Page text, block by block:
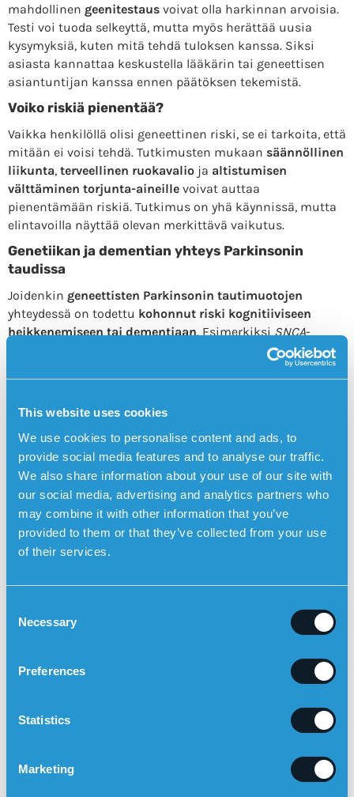
This website uses cookies
We use cookies to personalise content and ads, to
provide social media features and to analyse our traffic.
We also share information about your use of our site with
our social media, advertising and analytics partners who
may combine it with other information that you’ve
provided to them or that they’ve collected from your use
of their services.
Necessary
Preferences
Statistics
Marketing
mahdollinen geenitestausvoivat olla harkinnan arvoisia.
Testi voi tuoda selkeyttä, mutta myös herättää uusia
kysymyksiä, kuten mitä tehdä tuloksen kanssa. Siksi
asiasta kannattaa keskustella lääkärin tai geneettisen
asiantuntijan kanssa ennen päätöksen tekemistä.
Voiko riskiä pienentää?
Vaikka henkilöllä olisi geneettinen riski, se ei tarkoita, että
mitään ei voisi tehdä. Tutkimusten mukaan säännöllinen
liikunta, terveellinen ruokavalioja altistumisen
välttäminen torjunta-aineillevoivat auttaa
pienentämään riskiä. Tutkimus on yhä käynnissä, mutta
elintavoilla näyttää olevan merkittävä vaikutus.
Genetiikan ja dementian yhteys Parkinsonin
taudissa
Joidenkin geneettisten Parkinsonin tautimuotojen
yhteydessä on todettu kohonnut riski kognitiiviseen
heikkenemiseen tai dementiaan. Esimerkiksi SNCA-
geenin mutaatiot voivat lisätä sekä motoristen oireiden
että varhaisen muistisairauden todennäköisyyttä. Tämä
Ymmärrys Parkinsonin taudin geneettisistä yhteyksistä
auttaa sekä sairastuneita että heidän läheisiään
tekemään tietoisempia päätöksiä – niin terveyden,
tulevaisuudensuunnittelun kuin mahdollisen
osallistumisen tutkimukseen osalta.
Sensoremin turvahälyttimessä on GPS-paikannus,
putoamishälytys
on esimerkki teknisestä
apuvälineestä, joka on kehitetty erityisesti dementiaa
sisäänrakennettu GPS-paikannus, jotta omaiset näkevät
käyttäjän sijainnin kartalla Sensorem-sovelluksessa.
sukulaiset automaattisesti, jos käyttäjä poistuu ennalta
määrätyltä maantieteelliseltä alueelta. Turvahälyttimessä
, mikä tarkoittaa, että
kellosta kuuluu ääni ja se kertoo käyttäjälle, että on aika